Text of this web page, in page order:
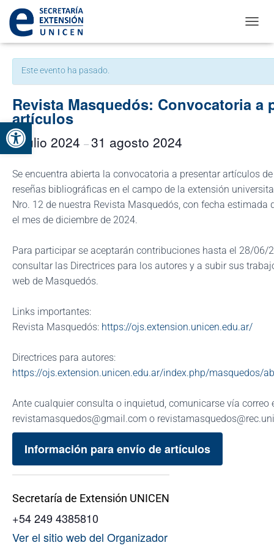
Abrir barra de herramientas
« Todos los Eventos
Este evento ha pasado.
Revista Masquedós: Convocatoria a
artículos
1 julio 2024 –31 agosto 2024
Se encuentra abierta la convocatoria a presentar artículos
reseñas bibliográficas en el campo de la extensión
Nro. 12 de nuestra Revista Masquedós, con fecha estimada
el mes de diciembre de 2024.
Para participar se aceptarán contribuciones hasta el 28/06/
consultar las Directrices para los autores y a subir sus
web de Masquedós.
Links importantes:
Revista Masquedós: https://ojs.extension.unicen.edu.ar/
Directrices para autores:
https://ojs.extension.unicen.edu.ar/index.php/masquedos/
Ante cualquier consulta o inquietud, comunicarse vía correo
revistamasquedos@gmail.com o
Información para envío de artículos
Secretaría de Extensión UNICEN
+54 249 4385810
Ver el sitio web del Organizador